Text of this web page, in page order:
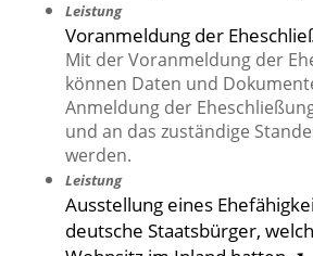
Leistung
Voranmeldung der
Mit der Voranmeldung der
können Daten und
Anmeldung der
und an das zuständige
werden.
Leistung
Ausstellung eines
deutsche Staatsbürger,